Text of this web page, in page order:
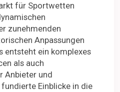
für Sportwetten
zunehmenden
Anpassungen
entsteht ein komplexes
als auch
Anbieter und
Einblicke in die